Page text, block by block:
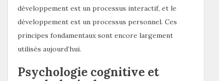
développement est un processus interactif, et le
développement est un processus personnel. Ces
principes fondamentaux sont encore largement
utilisés aujourd’hui.
Psychologie cognitive et